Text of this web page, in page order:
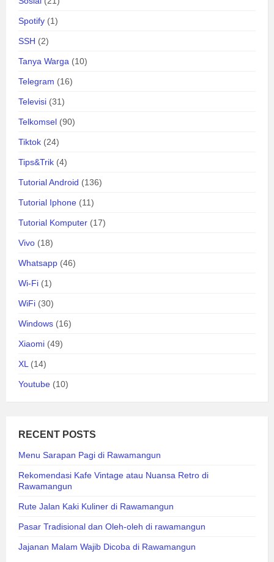
Spotify (1)
SSH (2)
Tanya Warga (10)
Telegram (16)
Televisi (31)
Telkomsel (90)
Tiktok (24)
Tips&Trik (4)
Tutorial Android (136)
Tutorial Iphone (11)
Tutorial Komputer (17)
Vivo (18)
Whatsapp (46)
Wi-Fi (1)
WiFi (30)
Windows (16)
Xiaomi (49)
XL (14)
Youtube (10)
RECENT POSTS
Menu Sarapan Pagi di Rawamangun
Rekomendasi Kafe Vintage atau Nuansa Retro di
Rawamangun
Rute Jalan Kaki Kuliner di Rawamangun
Pasar Tradisional dan Oleh-oleh di rawamangun
Jajanan Malam Wajib Dicoba di Rawamangun